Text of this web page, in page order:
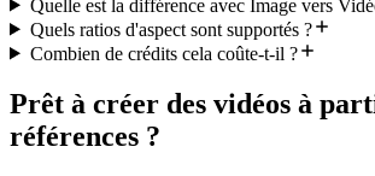
Quelle est la différence avec Image vers
Quels ratios d'aspect sont supportés ?
Combien de crédits cela coûte-t-il ?
Prêt à créer des vidéos à
références ?